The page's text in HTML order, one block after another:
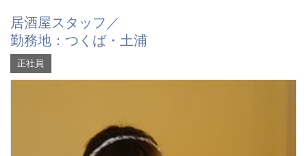
居酒屋スタッフ／
勤務地：つくば・土浦
正社員